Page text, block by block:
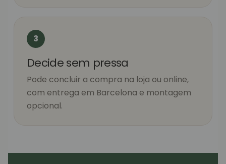
3
Decide sem pressa
Pode concluir a compra na loja ou online,
com entrega em Barcelona e montagem
opcional.